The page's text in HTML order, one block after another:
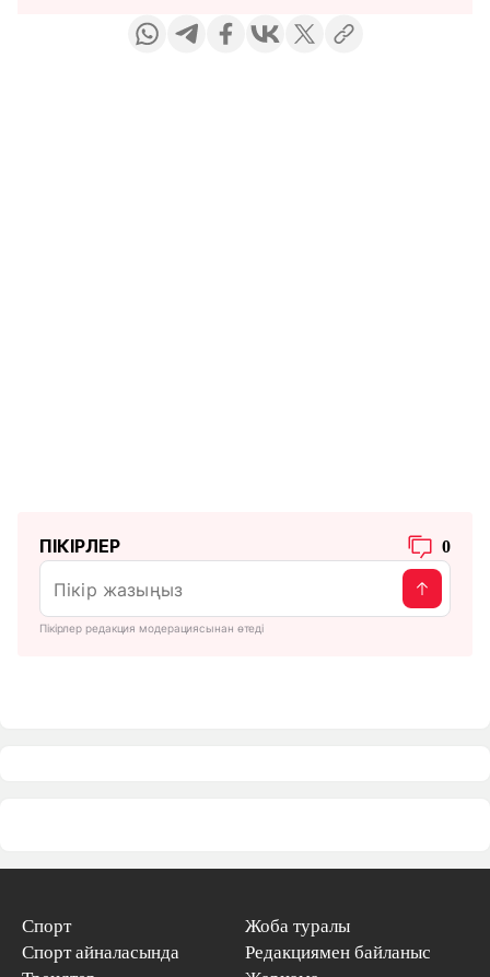
ПІКІРЛЕР 0
Пікірлер редакция модерациясынан өтеді
Спорт
Спорт айналасында
Жоба туралы
Редакциямен байланыс